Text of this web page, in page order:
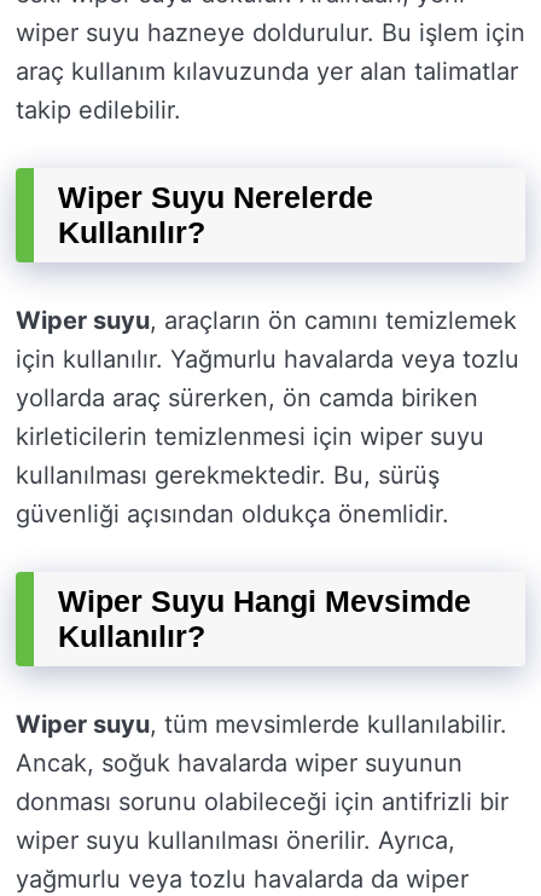
wiper suyu hazneye doldurulur. Bu işlem için
araç kullanım kılavuzunda yer alan talimatlar
takip edilebilir.
Wiper Suyu Nerelerde
Kullanılır?
Wiper suyu, araçların ön camını temizlemek
için kullanılır. Yağmurlu havalarda veya tozlu
yollarda araç sürerken, ön camda biriken
kirleticilerin temizlenmesi için wiper suyu
kullanılması gerekmektedir. Bu, sürüş
güvenliği açısından oldukça önemlidir.
Wiper Suyu Hangi Mevsimde
Kullanılır?
Wiper suyu, tüm mevsimlerde kullanılabilir.
Ancak, soğuk havalarda wiper suyunun
donması sorunu olabileceği için antifrizli bir
wiper suyu kullanılması önerilir. Ayrıca,
yağmurlu veya tozlu havalarda da wiper